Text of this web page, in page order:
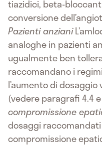
tiazidici, beta-
conversione
Pazienti anziani
analoghe in pazienti
ugualmente ben
raccomandano i
l’aumento di
(vedere paragrafi 4.4 e
compromissione
dosaggi
compromissione